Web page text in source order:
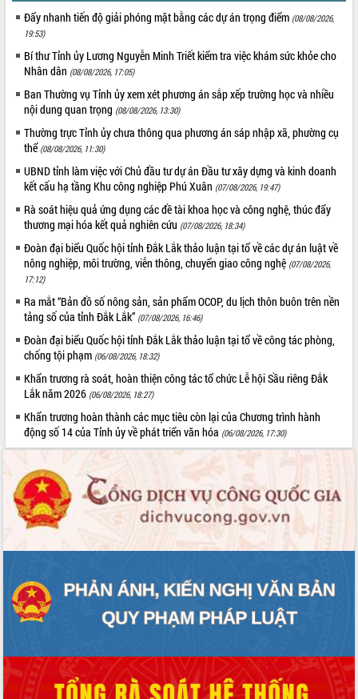
đến năm 2050
Phát động chiến dịch 30 ngày đêm
giải phóng mặt bằng Tuyến đường bộ
ven biển
Đắk Lắk nỗ lực thúc đẩy tăng trưởng
kinh tế từ 10% trở lên trong Quý
II/2026
Đắk Lắk ký kết thỏa thuận hợp tác về
chuyển đổi số giai đoạn 2026 – 2030
với Tập đoàn Bưu chính Viễn thông
Việt Nam
Thứ trưởng Bộ Y tế làm việc với tỉnh
Đắk Lắk về phát triển nhân lực y tế
cho trạm y tế cấp xã
Du lịch Đắk Lắk nâng tầm trải nghiệm
du khách thông qua Hệ thống cơ sở dữ
liệu và Bản đồ số
Tập huấn ứng dụng trí tuệ nhân tạo (AI)
trong thương mại điện tử năm 2026
Đoàn đại biểu Quốc hội tỉnh Đắk Lắk
trao đổi thông tin trước Kỳ họp thứ
nhất, Quốc hội khóa XVI
Quyết liệt cải cách hành chính, khơi
thông nguồn lực phát triển
Nâng cao hiệu lực, hiệu quả HĐND
Xã Ea Phê gắn cải cách hành chính với
chuyển đổi số
Phó Chủ tịch Thường trực UBND tỉnh
Hồ Thị Nguyên Thảo làm việc tại Trung
tâm Phục vụ hành chính công xã Ea
Xây dựng nền hành chính số đồng
hành cùng nông dân dân, doanh nghiệp
Giai đoạn 2026-2030, Đắk Lắk phấn
Chuyển đổi số 'mở đường' cho nông
nghiệp Đắk Lắk tăng trưởng bứt phá
Đẩy nhanh tiến độ giải phóng mặt bằng các dự án trọng điểm (08/08/2026,
19:53)
Bí thư Tỉnh ủy Lương Nguyễn Minh Triết kiểm tra việc khám sức khỏe cho
Nhân dân (08/08/2026, 17:05)
Ban Thường vụ Tỉnh ủy xem xét phương án sắp xếp trường học và nhiều
nội dung quan trọng (08/08/2026, 13:30)
Thường trực Tỉnh ủy chưa thông qua phương án sáp nhập xã, phường cụ
thể (08/08/2026, 11:30)
UBND tỉnh làm việc với Chủ đầu tư dự án Đầu tư xây dựng và kinh doanh
kết cấu hạ tầng Khu công nghiệp Phú Xuân (07/08/2026, 19:47)
Rà soát hiệu quả ứng dụng các đề tài khoa học và công nghệ, thúc đẩy
thương mại hóa kết quả nghiên cứu (07/08/2026, 18:34)
Đoàn đại biểu Quốc hội tỉnh Đắk Lắk thảo luận tại tổ về các dự án luật về
nông nghiệp, môi trường, viễn thông, chuyển giao công nghệ (07/08/2026,
17:12)
Ra mắt “Bản đồ số nông sản, sản phẩm OCOP, du lịch thôn buôn trên nền
tảng số của tỉnh Đắk Lắk” (07/08/2026, 16:46)
Đoàn đại biểu Quốc hội tỉnh Đắk Lắk thảo luận tại tổ về công tác phòng,
chống tội phạm (06/08/2026, 18:32)
Khẩn trương rà soát, hoàn thiện công tác tổ chức Lễ hội Sầu riêng Đắk
Lắk năm 2026 (06/08/2026, 18:27)
Khẩn trương hoàn thành các mục tiêu còn lại của Chương trình hành
động số 14 của Tỉnh ủy về phát triển văn hóa (06/08/2026, 17:30)